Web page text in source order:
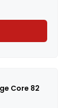
Core 82